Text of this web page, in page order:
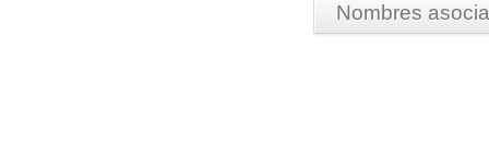
Monto:$11,211,053.40
Año
Nombres